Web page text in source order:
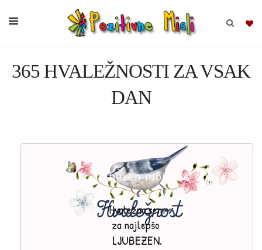
365 HVALEŽNOSTI ZA VSAK
DAN
Hvala, ljubezen moja - 🍃🎻🍃
Hvaležna sem
za najlepšo
LJUBEZEN.